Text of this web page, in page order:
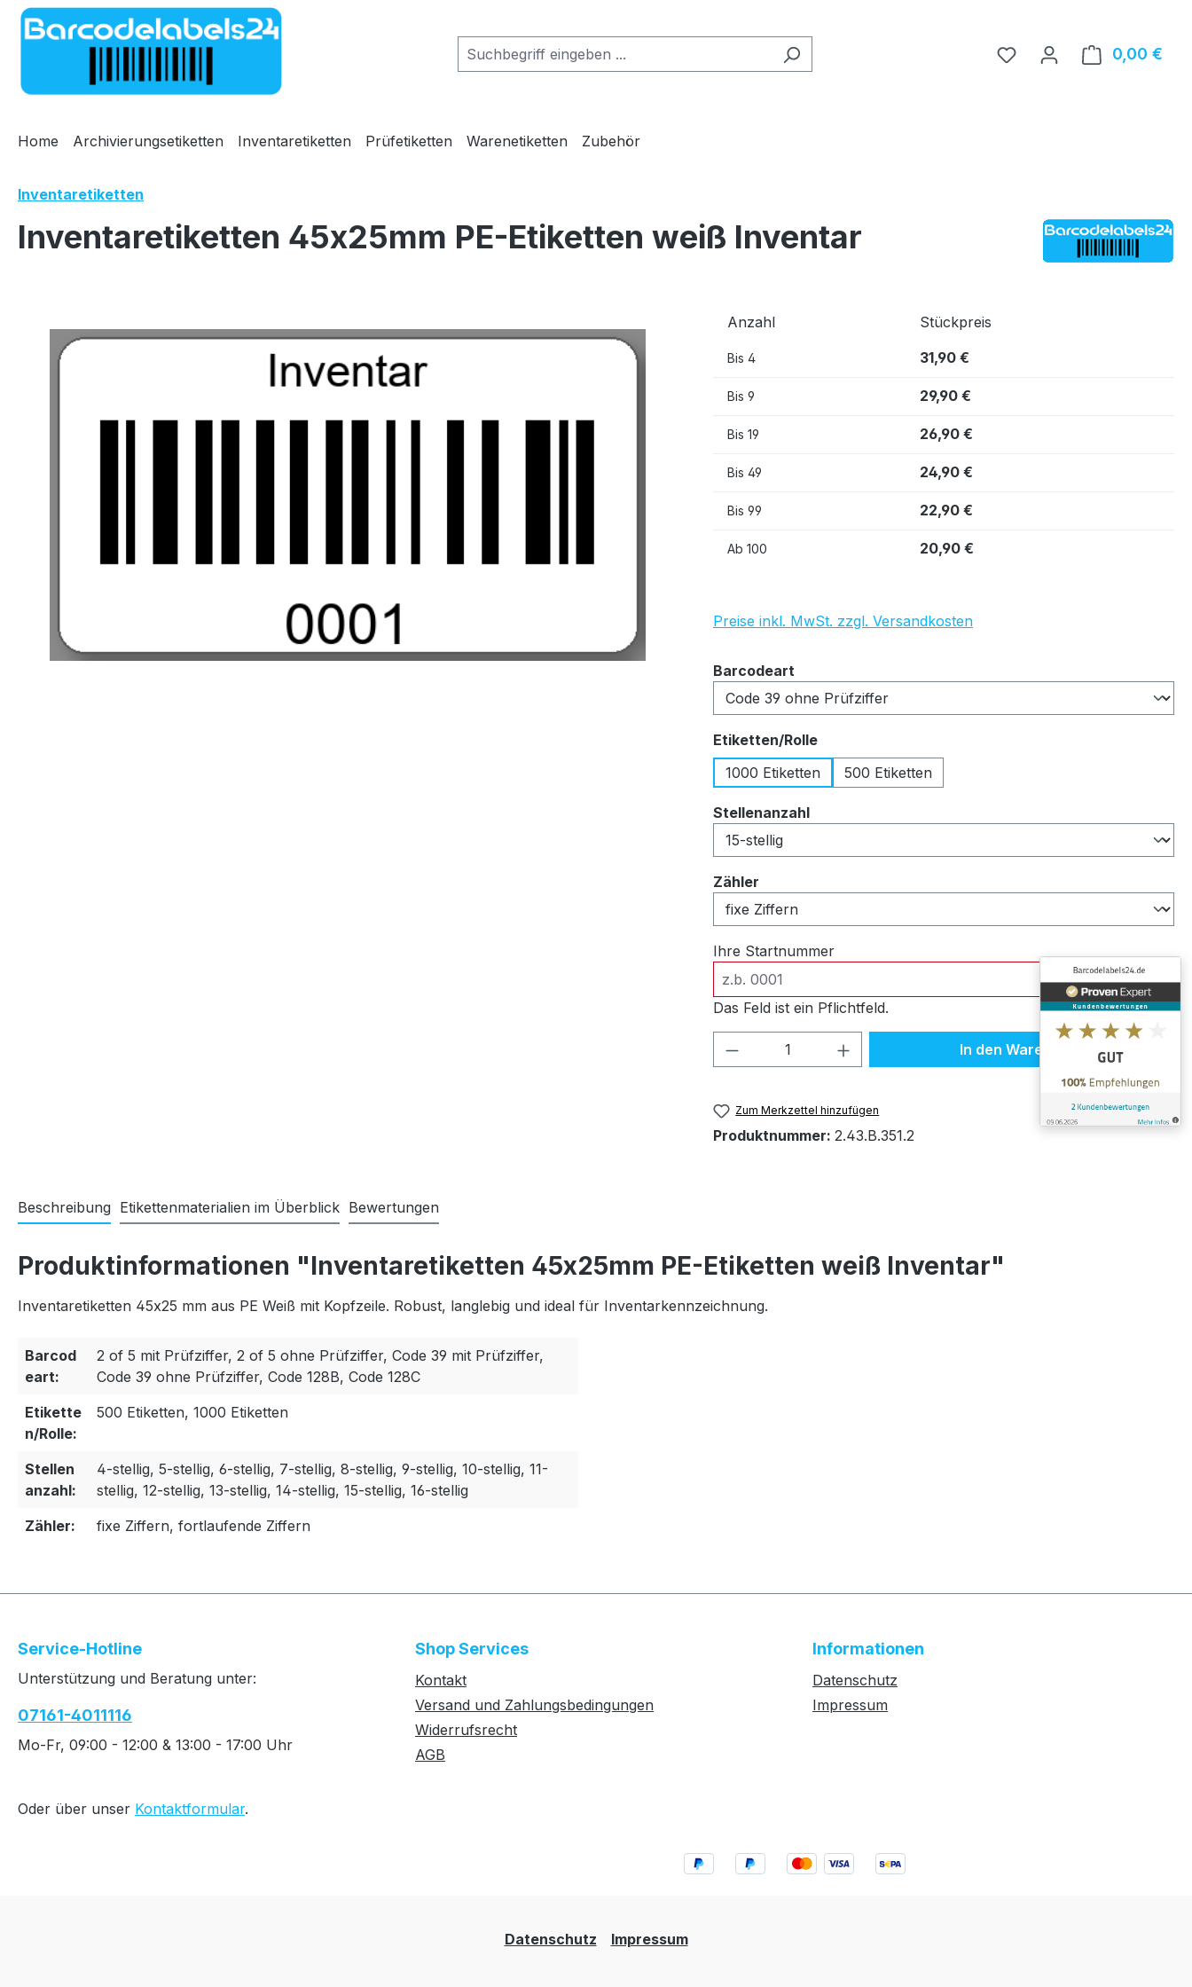
Hauptinhalt springen
Zur Suche springen
Zur Hauptnavigation springen
0,00 €
Home Archivierungsetiketten Inventaretiketten Prüfetiketten Warenetiketten Zubehör
Inventaretiketten
Inventaretiketten 45x25mm PE-Etiketten weiß Inventar
Anzahl Stückpreis
Bis 4 31,90 €
Bis 9 29,90 €
Bis 19 26,90 €
Bis 49 24,90 €
Bis 99 22,90 €
Ab 100 20,90 €
Preise inkl. MwSt. zzgl. Versandkosten
Barcodeart
Etiketten/Rolleauswählen
1000 Etiketten
500 Etiketten
Stellenanzahlauswählen
Zähler
Ihre Startnummer
Das Feld ist ein Pflichtfeld.
Produkt Anzahl: Gib den gewünschten Wert
In den Warenkorb
Zum Merkzettel hinzufügen
Produktnummer: 2.43.B.351.2
Beschreibung Etikettenmaterialien im Überblick Bewertungen
Produktinformationen "Inventaretiketten 45x25mm PE-Etiketten weiß Inventar"
Inventaretiketten 45x25 mm aus PE Weiß mit Kopfzeile. Robust, langlebig und ideal für Inventarkennzeichnung.
Barcod
eart:
2 of 5 mit Prüfziffer, 2 of 5 ohne Prüfziffer, Code 39 mit Prüfziffer,
Code 39 ohne Prüfziffer, Code 128B, Code 128C
Etikette
n/Rolle:
500 Etiketten, 1000 Etiketten
Stellen
anzahl:
4-stellig, 5-stellig, 6-stellig, 7-stellig, 8-stellig, 9-stellig, 10-stellig, 11-
stellig, 12-stellig, 13-stellig, 14-stellig, 15-stellig, 16-stellig
Zähler:
fixe Ziffern, fortlaufende Ziffern
Service-Hotline
Unterstützung und Beratung unter:
07161-4011116
Mo-Fr, 09:00 - 12:00 & 13:00 - 17:00 Uhr
Oder über unser Kontaktformular.
Shop Services
Kontakt
Versand und Zahlungsbedingungen
Widerrufsrecht
AGB
Informationen
Datenschutz
Impressum
Datenschutz Impressum